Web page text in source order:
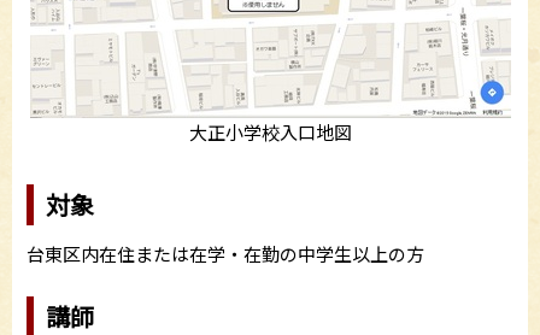
大正小学校入口地図
対象
台東区内在住または在学・在勤の中学生以上の方
講師